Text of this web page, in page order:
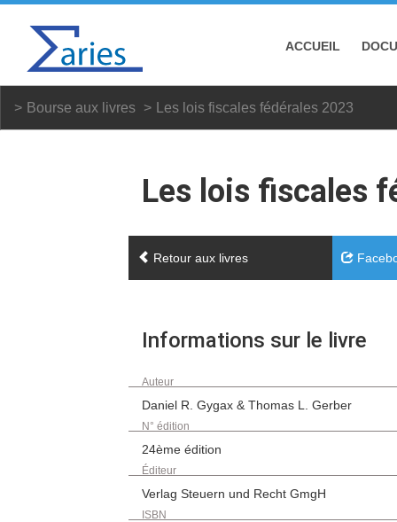
ACCUEIL
Bourse aux livres Les lois fiscales fédérales 2023
Les lois fiscales
Retour aux livres
Informations sur le livre
Auteur
Daniel R. Gygax & Thomas L. Gerber
N° édition
24ème édition
Éditeur
Verlag Steuern und Recht GmgH
ISBN